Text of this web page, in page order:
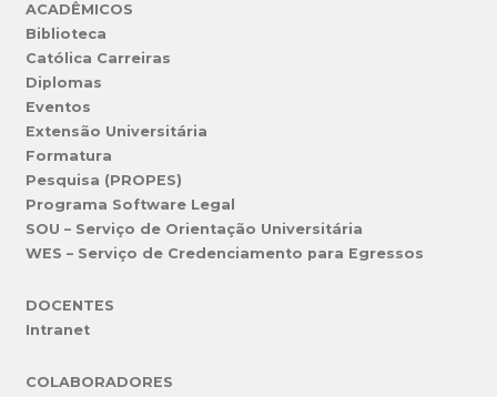
ACADÊMICOS
Biblioteca
Católica Carreiras
Diplomas
Eventos
Extensão Universitária
Formatura
Pesquisa (PROPES)
Programa Software Legal
SOU – Serviço de Orientação Universitária
WES – Serviço de Credenciamento para Egressos
DOCENTES
Intranet
COLABORADORES